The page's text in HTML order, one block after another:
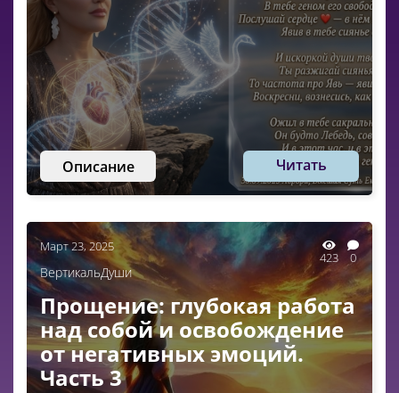
Описание Читать
Март 23, 2025
423 0
ВертикальДуши
Прощение: глубокая работа
над собой и освобождение
от негативных эмоций.
Часть 3